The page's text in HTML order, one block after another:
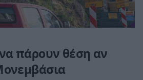
πάρουν θέση αν